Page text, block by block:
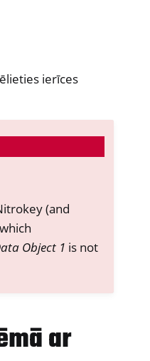
ierīces
(and
Object 1 is not
ar